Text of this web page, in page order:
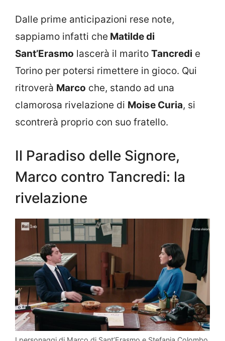
Dalle prime anticipazioni rese note,
sappiamo infatti che Matilde di
Sant’Erasmo lascerà il marito Tancredi e
Torino per potersi rimettere in gioco. Qui
ritroverà Marco che, stando ad una
clamorosa rivelazione di Moise Curia, si
scontrerà proprio con suo fratello.
Il Paradiso delle Signore,
Marco contro Tancredi: la
rivelazione